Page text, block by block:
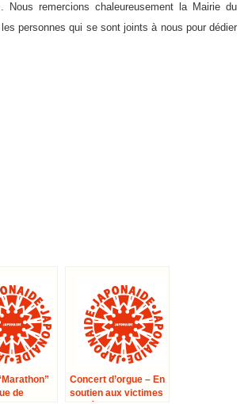
remercions chaleureusement la Mairie du
personnes qui se sont joints à nous pour dédier
de
Concert d’orgue – En
soutien aux victimes